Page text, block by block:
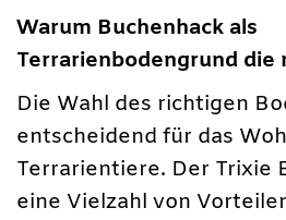
Warum Buchenhack als
Terrarienbodengrund die
Die Wahl des richtigen
entscheidend für das
Terrarientiere. Der Trixie
eine Vielzahl von